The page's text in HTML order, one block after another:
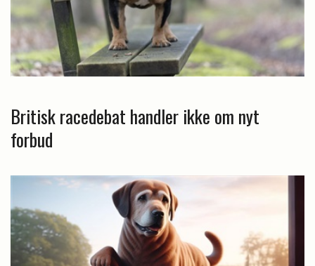
Britisk racedebat handler ikke om nyt
forbud